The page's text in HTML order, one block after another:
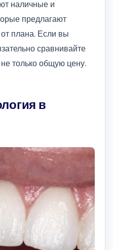
наличные и
предлагают
плана. Если вы
сравнивайте
только общую цену.
в